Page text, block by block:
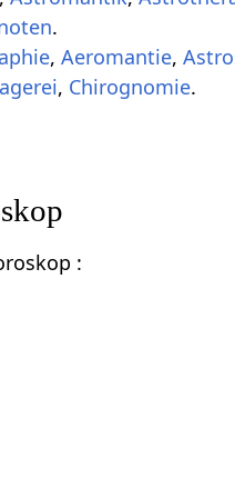
.
,Aeromantie,
, Chirognomie.
: